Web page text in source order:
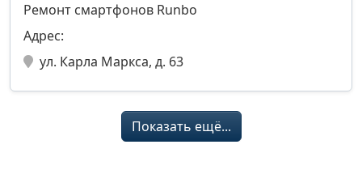
Ремонт смартфонов Runbo
Адрес:
ул. Карла Маркса, д. 63
Показать ещё...